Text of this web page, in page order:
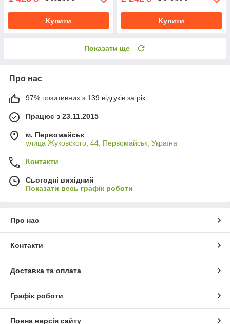
Купити Купити
Показати ще
Про нас
97% позитивних з 139 відгуків за рік
Працює з 23.11.2015
м. Первомайськ
улица Жуковского, 44, Первомайськ, Україна
Контакти
Сьогодні вихідний
Показати весь графік роботи
Про нас
Контакти
Доставка та оплата
Графік роботи
Повна версія сайту